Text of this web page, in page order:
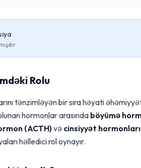
Rolu
tənzimləyən bir sıra həyati
hormonlar arasında böyümə
(ACTH)və cinsiyyət hormonları
həlledici rol oynayır.